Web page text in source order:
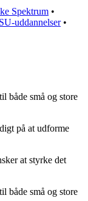
Spektrum •
uddannelser•
både små og store
på at udforme
at styrke det
både små og store